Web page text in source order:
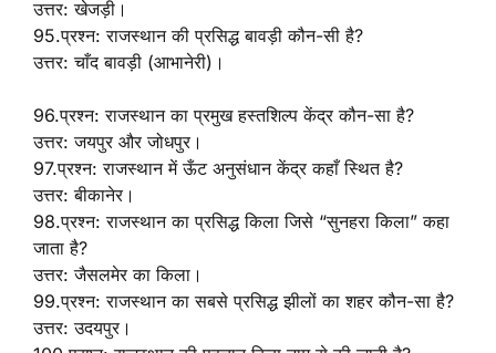
उत्तर: खेजड़ी।
95.प्रश्न: राजस्थान की प्रसिद्ध बावड़ी कौन-सी है?
उत्तर: चाँद बावड़ी (आभानेरी)।
96.प्रश्न: राजस्थान का प्रमुख हस्तशिल्प केंद्र कौन-सा है?
उत्तर: जयपुर और जोधपुर।
97.प्रश्न: राजस्थान में ऊँट अनुसंधान केंद्र कहाँ स्थित है?
उत्तर: बीकानेर।
98.प्रश्न: राजस्थान का प्रसिद्ध किला जिसे “सुनहरा किला” कहा
जाता है?
उत्तर: जैसलमेर का किला।
99.प्रश्न: राजस्थान का सबसे प्रसिद्ध झीलों का शहर कौन-सा है?
उत्तर: उदयपुर।